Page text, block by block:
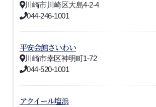
川崎市川崎区大島4-2-4
044-246-1001
平安会館さいわい
川崎市幸区神明町1-72
044-520-1001
アクイール塩浜